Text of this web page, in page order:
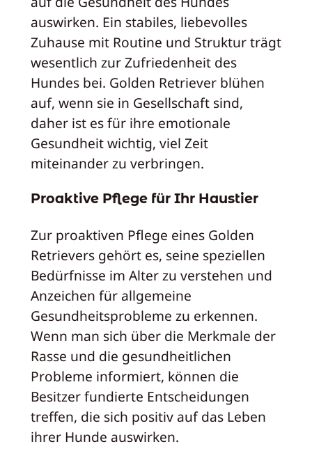
auswirken. Ein stabiles, liebevolles
Zuhause mit Routine und Struktur trägt
wesentlich zur Zufriedenheit des
Hundes bei. Golden Retriever blühen
auf, wenn sie in Gesellschaft sind,
daher ist es für ihre emotionale
Gesundheit wichtig, viel Zeit
miteinander zu verbringen.
Proaktive Pflege für Ihr Haustier
Zur proaktiven Pflege eines Golden
Retrievers gehört es, seine speziellen
Bedürfnisse im Alter zu verstehen und
Anzeichen für allgemeine
Gesundheitsprobleme zu erkennen.
Wenn man sich über die Merkmale der
Rasse und die gesundheitlichen
Probleme informiert, können die
Besitzer fundierte Entscheidungen
treffen, die sich positiv auf das Leben
ihrer Hunde auswirken.